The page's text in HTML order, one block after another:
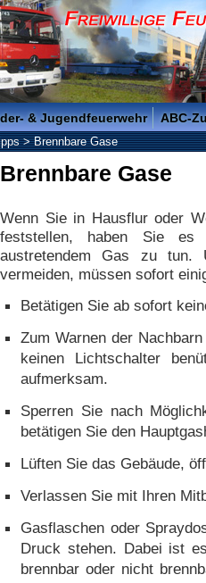
Kreisstadt Saarlouis -
& Jugendfeuerwehr ABC-
>Brennbare Gase
Brennbare Gase
Wenn Sie in Hausflur oder
feststellen, haben Sie es
austretendem Gas zu tun.
vermeiden, müssen sofort
Betätigen Sie ab sofort
Zum Warnen der
keinen Lichtschalter
aufmerksam.
Sperren Sie nach
betätigen Sie den
Lüften Sie das Gebäude,
Verlassen Sie mit Ihren
Gasflaschen oder
Druck stehen. Dabei ist
brennbar oder nicht